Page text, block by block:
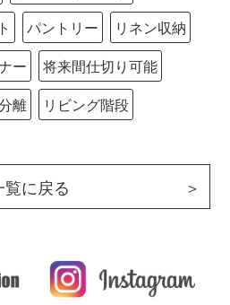
パントリー
リネン収納
ー
将来間仕切り可能
離 リビング階段
覧に戻る